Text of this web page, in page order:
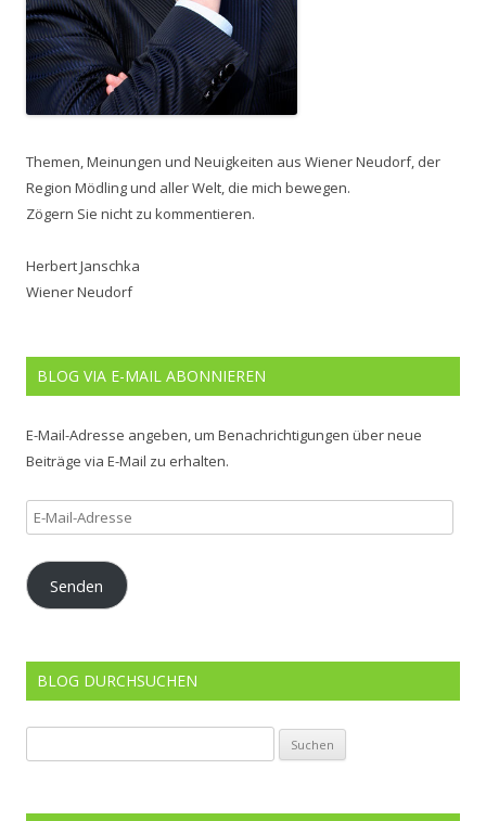
Themen, Meinungen und Neuigkeiten aus Wiener Neudorf, der
Region Mödling und aller Welt, die mich bewegen.
Zögern Sie nicht zu kommentieren.
Herbert Janschka
Wiener Neudorf
BLOG VIA E-MAIL ABONNIEREN
E-Mail-Adresse angeben, um Benachrichtigungen über neue
Beiträge via E-Mail zu erhalten.
E-
Mail-
Adresse
Senden
BLOG DURCHSUCHEN
nach: